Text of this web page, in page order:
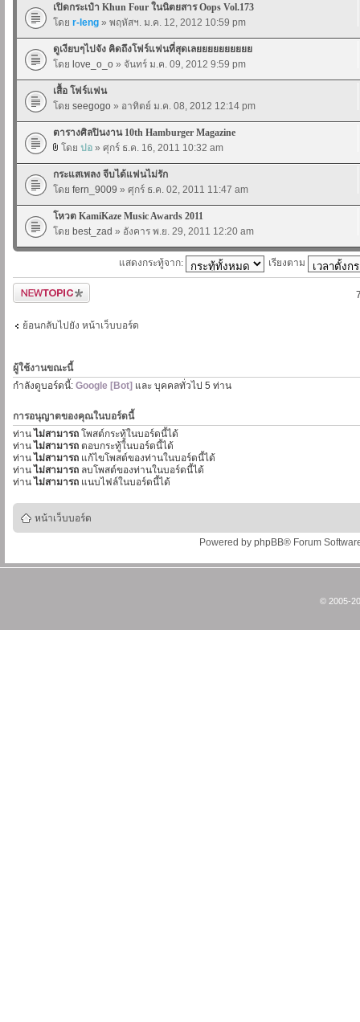
เปิดกระเป๋า Khun Four ในนิตยสาร Oops Vol.173
โดย r-leng » พฤหัสฯ. ม.ค. 12, 2012 10:59 pm
ดูเงียบๆไปจัง คิดถึงโฟร์แฟนที่สุดเลยยยยยยยยยย
โดย love_o_o » จันทร์ ม.ค. 09, 2012 9:59 pm
เสื้อ โฟร์แฟน
โดย seegogo » อาทิตย์ ม.ค. 08, 2012 12:14 pm
ตารางศิลปินงาน 10th Hamburger Magazine
โดย ปอ » ศุกร์ ธ.ค. 16, 2011 10:32 am
กระแสเพลง จีบได้แฟนไม่รัก
โดย fern_9009 » ศุกร์ ธ.ค. 02, 2011 11:47 am
โหวต KamiKaze Music Awards 2011
โดย best_zad » อังคาร พ.ย. 29, 2011 12:20 am
แสดงกระทู้จาก: เรียงตาม
ตั้งกระทู้ใหม่
ย้อนกลับไปยัง หน้าเว็บบอร์ด
ผู้ใช้งานขณะนี้
กำลังดูบอร์ดนี้: Google [Bot] และ บุคคลทั่วไป 5 ท่าน
การอนุญาตของคุณในบอร์ดนี้
ท่าน ไม่สามารถ โพสต์กระทู้ในบอร์ดนี้ได้
ท่าน ไม่สามารถ ตอบกระทู้ในบอร์ดนี้ได้
ท่าน ไม่สามารถ แก้ไขโพสต์ของท่านในบอร์ดนี้ได้
ท่าน ไม่สามารถ ลบโพสต์ของท่านในบอร์ดนี้ได้
ท่าน ไม่สามารถ แนบไฟล์ในบอร์ดนี้ได้
หน้าเว็บบอร์ด
Powered by phpBB® Forum
© 2005-